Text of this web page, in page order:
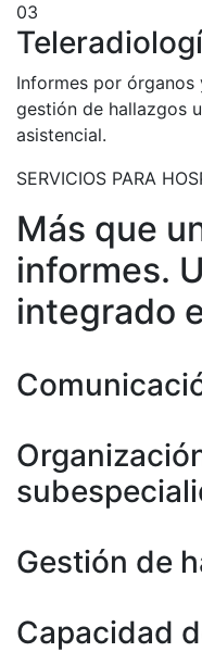
03
Informes por órganos
gestión de hallazgos
asistencial.
SERVICIOS PARA
Más que
informes.
integrado
Gestión de
Capacidad